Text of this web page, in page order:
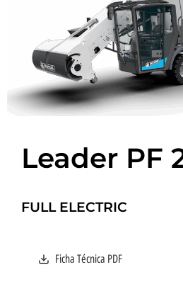
Leader PF
FULL ELECTRIC
Ficha Técnica PDF